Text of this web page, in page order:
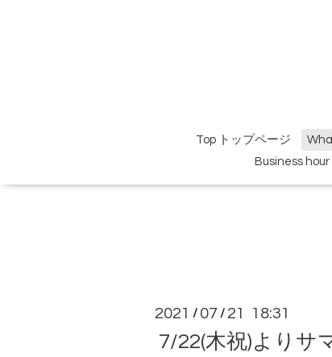
Top トップページ
Business hour
2021 / 07 / 21 18:31
7/22(木祝)よりサ